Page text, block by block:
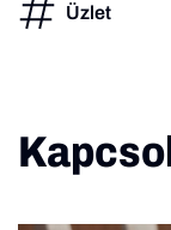
Üzlet